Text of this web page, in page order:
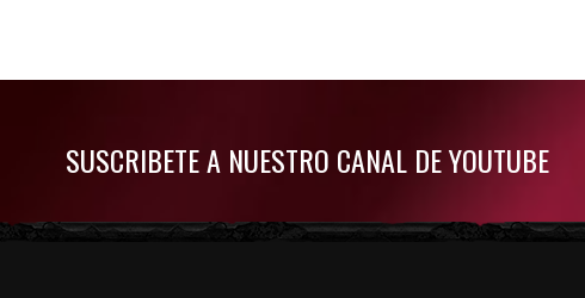
SUSCRIBETE A NUESTRO CANAL DE YOUTUBE